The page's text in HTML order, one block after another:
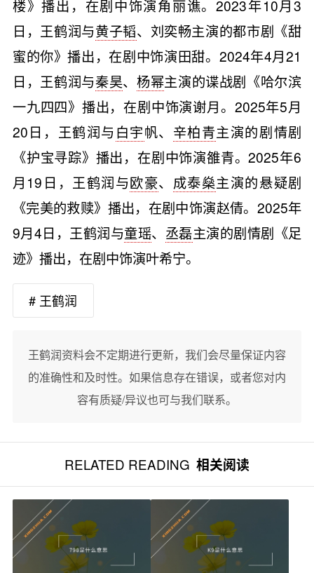
楼》播出，在剧中饰演角丽谯。2023年10月3
日，王鹤润与黄子韬、刘奕畅主演的都市剧《甜
蜜的你》播出，在剧中饰演田甜。2024年4月21
日，王鹤润与秦昊、 杨幂主演的谍战剧《哈尔滨
一九四四》播出，在剧中饰演谢月。2025年5月
20日，王鹤润与白宇帆、 辛柏青主演的剧情剧
《护宝寻踪》播出，在剧中饰演雒青。2025年6
月19日，王鹤润与欧豪、 成泰燊主演的悬疑剧
《完美的救赎》播出，在剧中饰演赵倩。2025年
9月4日，王鹤润与童瑶、 丞磊主演的剧情剧《足
迹》播出，在剧中饰演叶希宁。
# 王鹤润
王鹤润资料会不定期进行更新，我们会尽量保证内容
的准确性和及时性。如果信息存在错误，或者您对内
容有质疑/异议也可与我们联系。
RELATED READING 相关阅读